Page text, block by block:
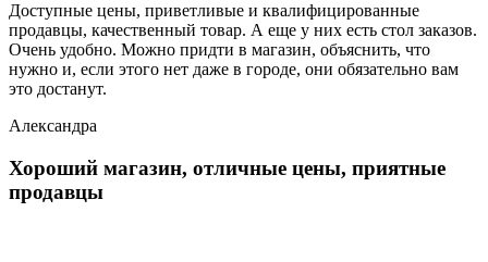
Доступные цены, приветливые и квалифицированные
продавцы, качественный товар. А еще у них есть стол заказов.
Очень удобно. Можно придти в магазин, объяснить, что
нужно и, если этого нет даже в городе, они обязательно вам
это достанут.
Александра
Хороший магазин, отличные цены, приятные
продавцы